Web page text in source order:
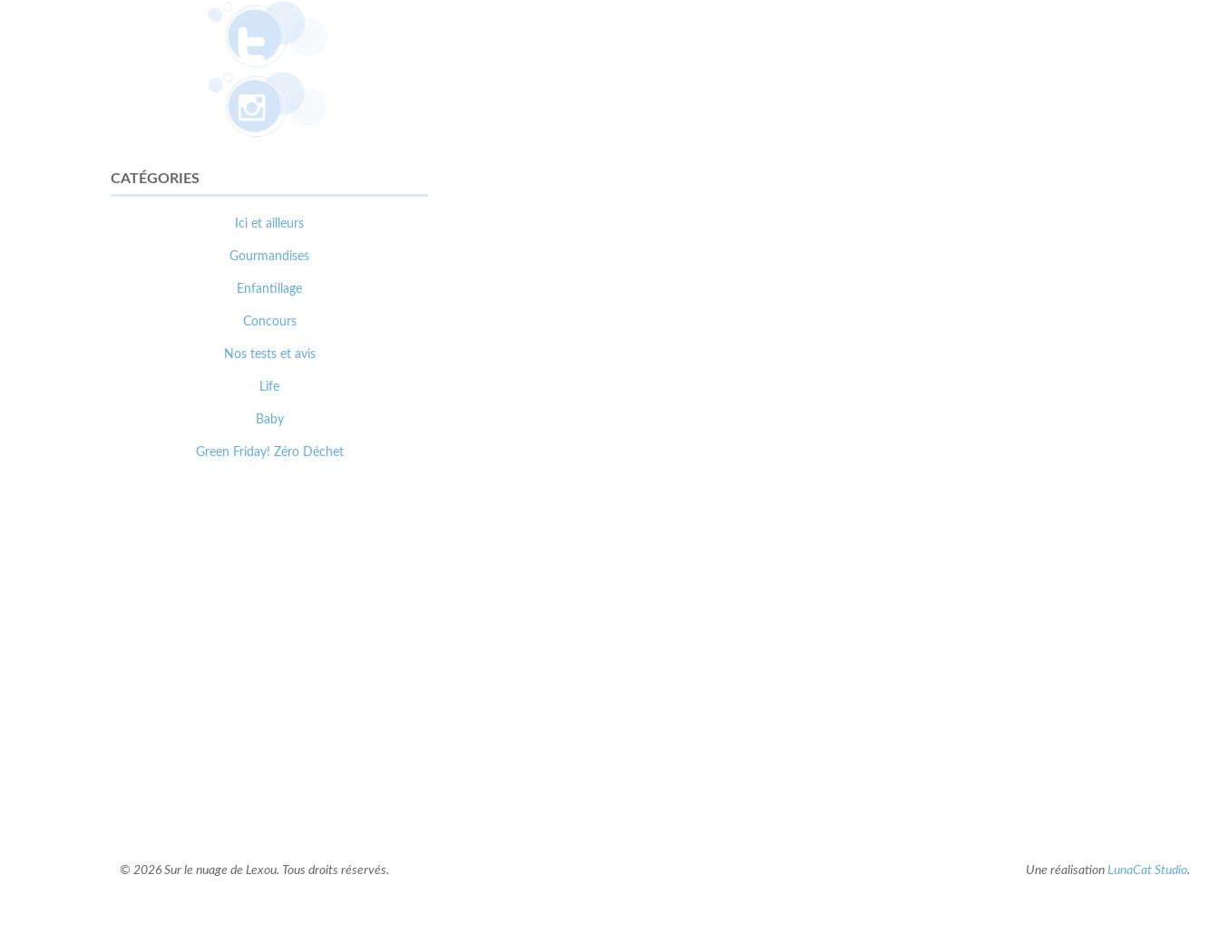
CATÉGORIES
Ici et ailleurs
Gourmandises
Enfantillage
Concours
Nos tests et avis
Life
Baby
Green Friday! Zéro Déchet
© 2026 Sur le nuage de Lexou. Tous droits réservés. Une réalisation LunaCat Studio.